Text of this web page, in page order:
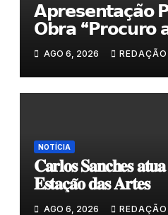
𝗔𝗽𝗿𝗲𝘀𝗲𝗻𝘁𝗮𝗰̧𝗮̃𝗼
𝗢𝗯𝗿𝗮 “𝗣𝗿𝗼𝗰𝘂𝗿𝗼
𝗲𝗹𝗮 𝗺𝗼𝗿𝗮
AGO 6, 2026
NOTÍCIA
𝐂𝐚𝐫𝐥𝐨𝐬 𝐒𝐚𝐧𝐜𝐡𝐞𝐬
𝐄𝐬𝐭𝐚𝐜̧𝐚̃𝐨 𝐝𝐚𝐬 𝐀𝐫𝐭𝐞𝐬
AGO 6, 2026